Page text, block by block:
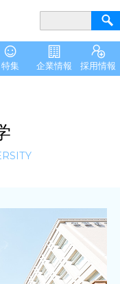
特集 企業情報 採用情報